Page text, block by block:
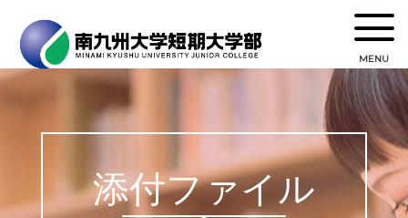
MENU
添付ファイル